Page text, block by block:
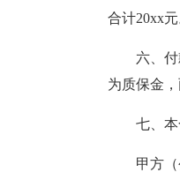
合计20xx
六、
为质保金，
七、
甲方（